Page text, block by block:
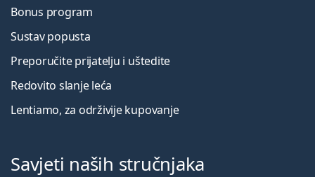
Bonus program
Sustav popusta
Preporučite prijatelju i uštedite
Redovito slanje leća
Lentiamo, za održivije kupovanje
Savjeti naših stručnjaka